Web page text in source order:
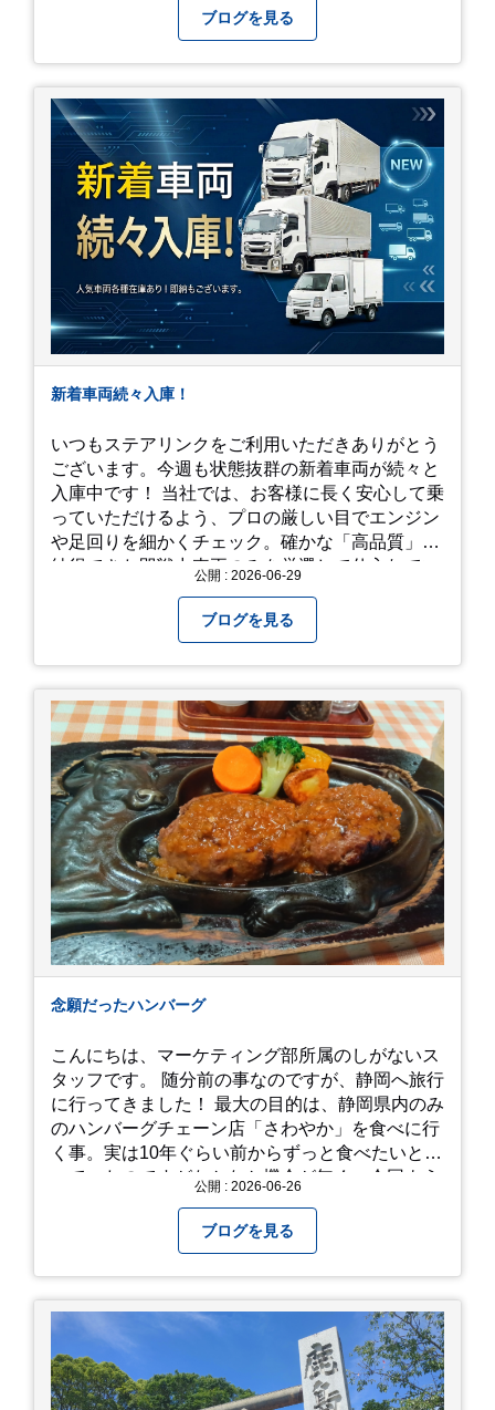
番になりますが皆様方くれぐれもご自愛ください
ブログを見る
新着車両続々入庫！
いつもステアリンクをご利用いただきありがとう
ございます。今週も状態抜群の新着車両が続々と
入庫中です！ 当社では、お客様に長く安心して乗
っていただけるよう、プロの厳しい目でエンジン
や足回りを細かくチェック。確かな「高品質」と
納得できた即戦力車両のみを厳選して仕入れてい
公開 : 2026-06-29
ブログを見る
念願だったハンバーグ
こんにちは、マーケティング部所属のしがないス
タッフです。 随分前の事なのですが、静岡へ旅行
に行ってきました！ 最大の目的は、静岡県内のみ
のハンバーグチェーン店「さわやか」を食べに行
く事。実は10年ぐらい前からずっと食べたいと思
っていたのですがなかなか機会が無く、今回よう
って待機する事になったのですが、、10時頃にも
らった整理券で、お店に入れるのは12時過ぎ頃で
した。大人気とは聞いていましたがここまでと
は、、！！ 駅前ショッピングモール内の店舗だっ
たのでお買い物をしつつ待機して遂に入店。ハン
バーグはレアな焼き加減でとってもジューシーで
最高に美味しかったです！！目の前で店員さんが
カットしてくれるのもとっても良かったです。 こ
公開 : 2026-06-26
ブログを見る